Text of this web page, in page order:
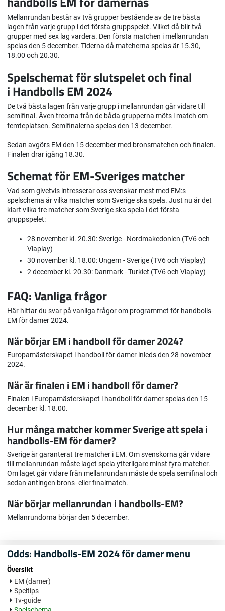
Mellanrundan består av två grupper bestående av de tre bästa
lagen från varje grupp i det första gruppspelet. Vilket då blir två
grupper med sex lag vardera. Den första matchen i mellanrundan
spelas den 5 december. Tiderna då matcherna spelas är 15.30,
18.00 och 20.30.
Spelschemat för slutspelet och final
i Handbolls EM 2024
De två bästa lagen från varje grupp i mellanrundan går vidare till
semifinal. Även treorna från de båda grupperna möts i match om
femteplatsen. Semifinalerna spelas den 13 december.
Sedan avgörs EM den 15 december med bronsmatchen och finalen.
Finalen drar igång 18.30.
Schemat för EM-Sveriges matcher
Vad som givetvis intresserar oss svenskar mest med EM:s
spelschema är vilka matcher som Sverige ska spela. Just nu är det
klart vilka tre matcher som Sverige ska spela i det första
gruppspelet:
28 november kl. 20.30: Sverige - Nordmakedonien (TV6 och
Viaplay)
30 november kl. 18.00: Ungern - Sverige (TV6 och Viaplay)
2 december kl. 20.30: Danmark - Turkiet (TV6 och Viaplay)
FAQ: Vanliga frågor
Här hittar du svar på vanliga frågor om programmet för handbolls-
EM för damer 2024.
När börjar EM i handboll för damer 2024?
Europamästerskapet i handboll för damer inleds den 28 november
2024.
När är finalen i EM i handboll för damer?
Finalen i Europamästerskapet i handboll för damer spelas den 15
december kl. 18.00.
Hur många matcher kommer Sverige att spela i
handbolls-EM för damer?
Sverige är garanterat tre matcher i EM. Om svenskorna går vidare
till mellanrundan måste laget spela ytterligare minst fyra matcher.
Om laget går vidare från mellanrundan måste de spela semifinal och
sedan antingen brons- eller finalmatch.
När börjar mellanrundan i handbolls-EM?
Mellanrundorna börjar den 5 december.
Odds: Handbolls-EM 2024 för damer menu
Översikt
EM (damer)
Speltips
Tv-guide